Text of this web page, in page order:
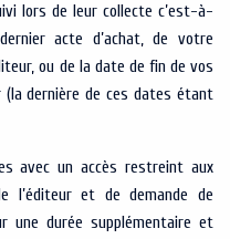
lors de leur collecte c’est-à-
acte d’achat, de votre
ou de la date de fin de vos
(la dernière de ces dates étant
avec un accès restreint aux
l’éditeur et de demande de
une durée supplémentaire et